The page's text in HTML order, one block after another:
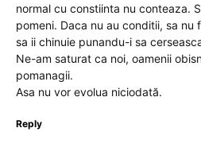
normal cu constiinta nu conteaza.
pomeni. Daca nu au conditii, sa nu
sa ii chinuie punandu-i sa
Ne-am saturat ca noi, oamenii
pomanagii.
Asa nu vor evolua niciodată.
Reply